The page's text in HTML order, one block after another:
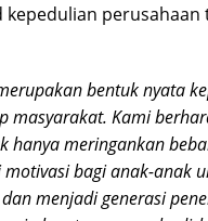
kepedulian perusahaan
bentuk nyata
masyarakat. Kami
hanya meringankan
bagi anak-anak
menjadi generasi